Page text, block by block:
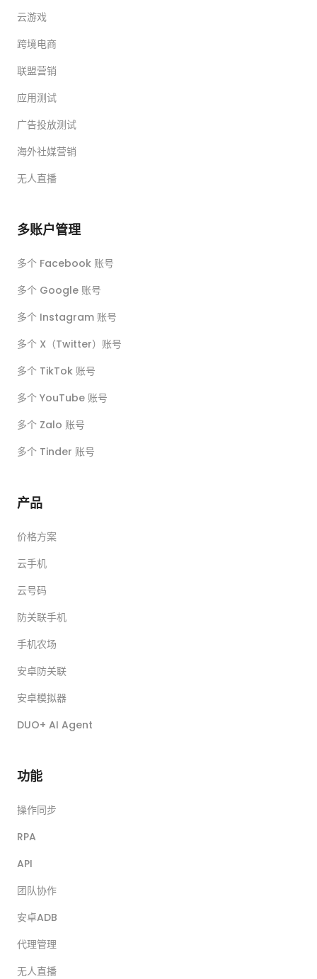
云游戏
跨境电商
联盟营销
应用测试
广告投放测试
海外社媒营销
无人直播
多账户管理
多个 Facebook 账号
多个 Google 账号
多个 Instagram 账号
多个 X（Twitter）账号
多个 TikTok 账号
多个 YouTube 账号
多个 Zalo 账号
多个 Tinder 账号
产品
价格方案
云手机
云号码
防关联手机
手机农场
安卓防关联
安卓模拟器
DUO+ AI Agent
功能
操作同步
RPA
API
团队协作
安卓ADB
代理管理
无人直播